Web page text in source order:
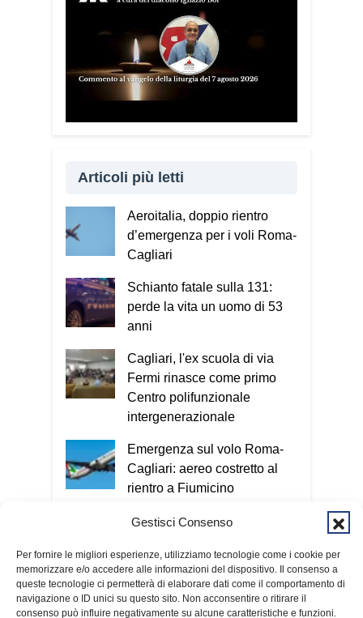
Gestisci Consenso
Per fornire le migliori esperienze, utilizziamo tecnologie come i cookie per
memorizzare e/o accedere alle informazioni del dispositivo. Il consenso a
queste tecnologie ci permetterà di elaborare dati come il comportamento di
navigazione o ID unici su questo sito. Non acconsentire o ritirare il
consenso può influire negativamente su alcune caratteristiche e funzioni.
segnalazione permette alle forze
dell’ordine di organizzare controlli più
efficaci sul territorio.Lei parla anche
delle cosiddette “cinque bandiere
rosse”. Di cosa si tratta?
rapidamente la fiducia oppure chiede
soldi, dati personali o password. Se
riconosciamo anche solo uno di questi
elementi dobbiamo fermarci e riflettere.
Se i segnali sono due o più, è molto
probabile che si tratti di una truffa. In
questi casi bisogna contattare un
familiare o chiamare il 112.
anche attraverso il telefono e internet.
Esatto. Oggi il criminale non ha più un
volto e può colpire in qualsiasi
momento. Nel Vademecum non uso
termini tecnici, perché quello che conta
è capire il meccanismo: qualunque sia il
metodo utilizzato, l’obiettivo è sempre
entrare nella nostra vita e ottenere
denaro o informazioni personali. Per
gratuitamente il Vademecum dal sito
www.infotruffe.com, a condividerlo e a
parlarne con i propri familiari. Una
comunità informata è una comunità che
Articoli più letti
Aeroitalia, doppio rientro
d’emergenza per i voli Roma-
Cagliari
Schianto fatale sulla 131:
perde la vita un uomo di 53
anni
Cagliari, l'ex scuola di via
Fermi rinasce come primo
Centro polifunzionale
intergenerazionale
Emergenza sul volo Roma-
Cagliari: aereo costretto al
rientro a Fiumicino
Assemini, weekend tra satira,
Guzzanti e un omaggio a
Davide Pils